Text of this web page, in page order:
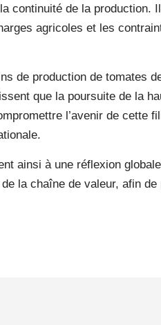
continuité de la production.
agricoles et les
de production de tomates
que la poursuite de la
l’avenir de cette
ainsi à une réflexion
la chaîne de valeur, afin de